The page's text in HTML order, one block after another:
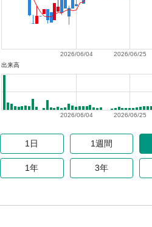
2026/06/25
2026/06/04
出来高
2026/06/25
2026/06/04
1日 1週間
1年 3年